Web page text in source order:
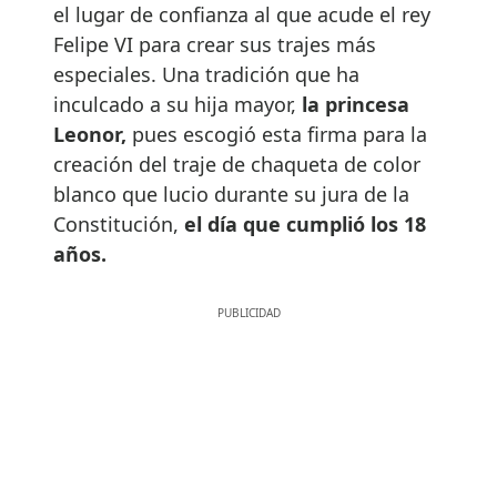
el lugar de confianza al que acude el rey
Felipe VI para crear sus trajes más
especiales. Una tradición que ha
inculcado a su hija mayor, la princesa
Leonor, pues escogió esta firma para la
creación del traje de chaqueta de color
blanco que lucio durante su jura de la
Constitución, el día que cumplió los 18
años.